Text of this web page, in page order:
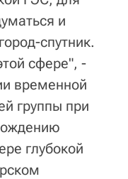
и
спутник.
сфере", -
временной
группы при
глубокой